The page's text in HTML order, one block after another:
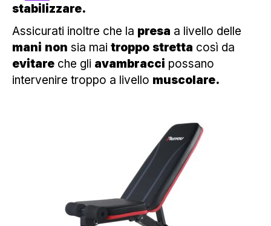
stabilizzare.
Assicurati inoltre che la presa a livello delle
mani non sia mai troppo stretta così da
evitare che gli avambracci possano
intervenire troppo a livello muscolare.